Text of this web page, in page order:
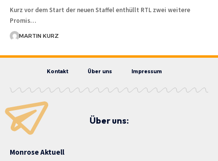
Kurz vor dem Start der neuen Staffel enthüllt RTL zwei weitere
Promis…
MARTIN KURZ
Kontakt Über uns Impressum
Über uns:
Monrose Aktuell